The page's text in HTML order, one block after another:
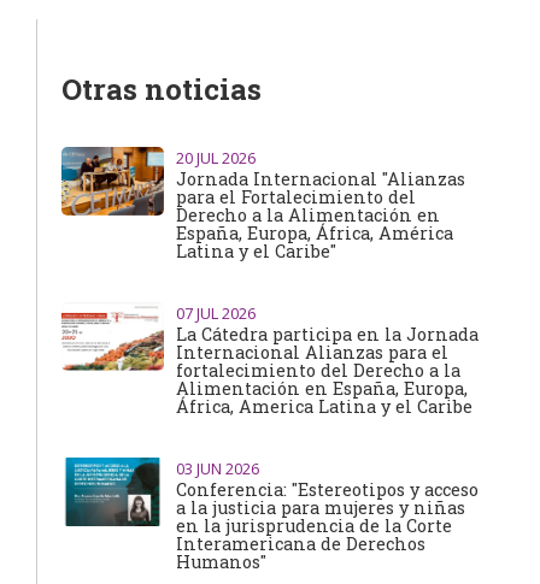
Otras noticias
20JUL 2026
Jornada Internacional "Alianzas
para el Fortalecimiento del
Derecho a la Alimentación en
España, Europa, África, América
Latina y el Caribe"
07JUL 2026
La Cátedra participa en la Jornada
Internacional Alianzas para el
fortalecimiento del Derecho a la
Alimentación en España, Europa,
África, America Latina y el Caribe
03 JUN 2026
Conferencia: "Estereotipos y acceso
a la justicia para mujeres y niñas
en la jurisprudencia de la Corte
Interamericana de Derechos
Humanos"